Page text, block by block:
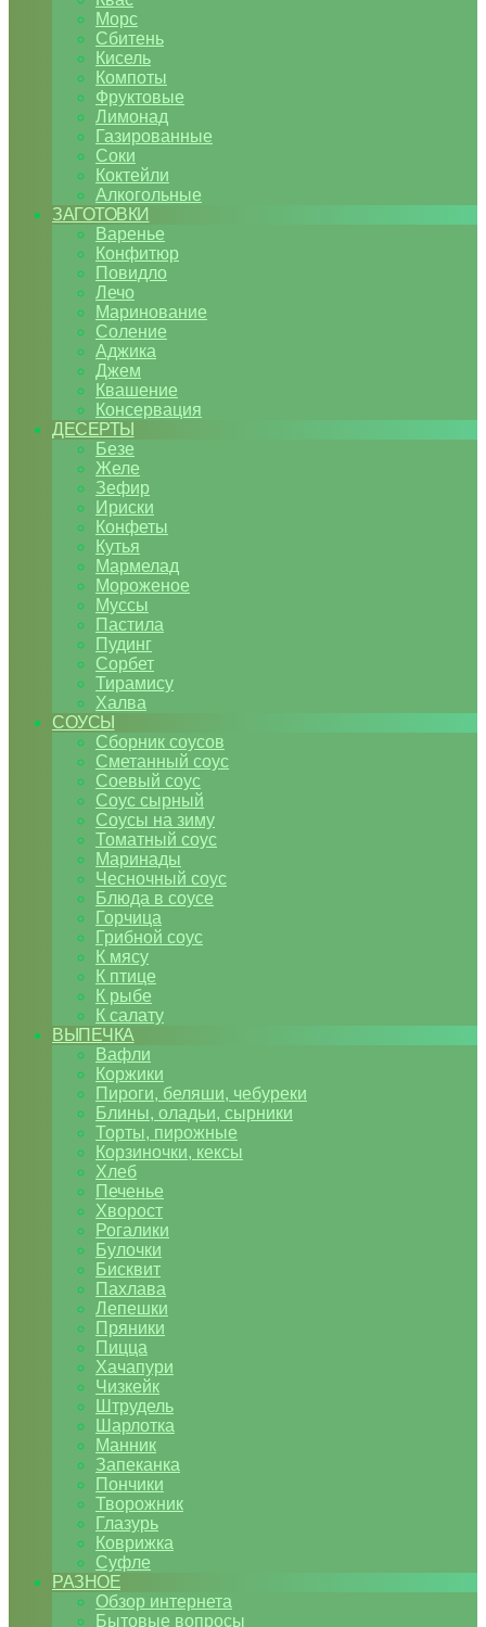
Морс
Сбитень
Кисель
Компоты
Фруктовые
Лимонад
Газированные
Соки
Коктейли
Алкогольные
ЗАГОТОВКИ
Варенье
Конфитюр
Повидло
Лечо
Маринование
Соление
Аджика
Джем
Квашение
Консервация
ДЕСЕРТЫ
Безе
Желе
Зефир
Ириски
Конфеты
Кутья
Мармелад
Мороженое
Муссы
Пастила
Пудинг
Сорбет
Тирамису
Халва
СОУСЫ
Сборник соусов
Сметанный соус
Соевый соус
Соус сырный
Соусы на зиму
Томатный соус
Маринады
Чесночный соус
Блюда в соусе
Горчица
Грибной соус
К мясу
К птице
К рыбе
К салату
ВЫПЕЧКА
Вафли
Коржики
Пироги, беляши, чебуреки
Блины, оладьи, сырники
Торты, пирожные
Корзиночки, кексы
Хлеб
Печенье
Хворост
Рогалики
Булочки
Бисквит
Пахлава
Лепешки
Пряники
Пицца
Хачапури
Чизкейк
Штрудель
Шарлотка
Манник
Запеканка
Пончики
Творожник
Глазурь
Коврижка
Суфле
РАЗНОЕ
Обзор интернета
Бытовые вопросы